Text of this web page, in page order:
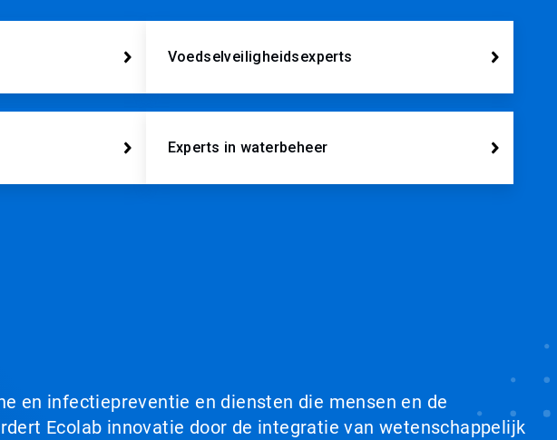
Voedselveiligheidsexperts
Experts in waterbeheer
en infectiepreventie en diensten die mensen en de
Ecolab innovatie door de integratie van wetenschappelijk